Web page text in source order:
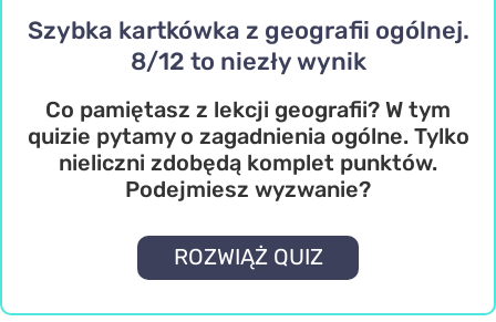
Szybka kartkówka z geografii ogólnej.
8/12 to niezły wynik
Co pamiętasz z lekcji geografii? W tym
quizie pytamy o zagadnienia ogólne. Tylko
nieliczni zdobędą komplet punktów.
Podejmiesz wyzwanie?
ROZWIĄŻ QUIZ